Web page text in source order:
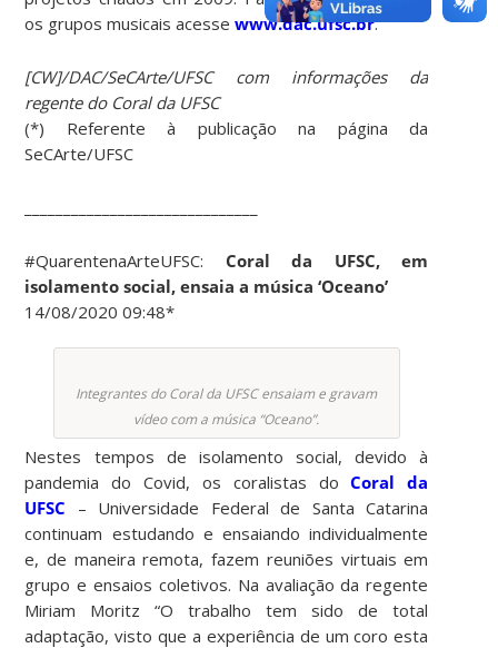
os grupos musicais acessewww.dac.ufsc.br.
[CW]/DAC/SeCArte/UFSC com informações da
regente do Coral da UFSC
(*) Referente à publicação na página da
SeCArte/UFSC
#QuarentenaArteUFSC: Coral da UFSC, em
isolamento social, ensaia a música ‘Oceano’
14/08/2020 09:48*
Integrantes do Coral da UFSC ensaiam e gravam
vídeo com a música “Oceano”.
Nestes tempos de isolamento social, devido à
pandemia do Covid, os coralistas doCoral da
UFSC – Universidade Federal de Santa Catarina
continuam estudando e ensaiando individualmente
e, de maneira remota, fazem reuniões virtuais em
grupo e ensaios coletivos. Na avaliação da regente
Miriam Moritz “O trabalho tem sido de total
adaptação, visto que a experiência de um coro esta